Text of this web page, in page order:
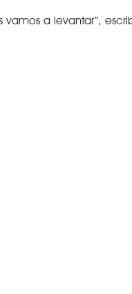
a levantar”,